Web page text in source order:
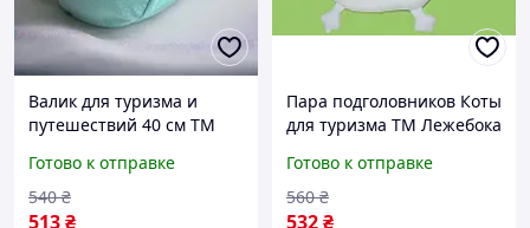
Валик для туризма и
путешествий 40 см ТМ
Готово к отправке
513₴
540 ₴
Пара подголовников Коты
для туризма ТМ Лежебока
Готово к отправке
532₴
560 ₴